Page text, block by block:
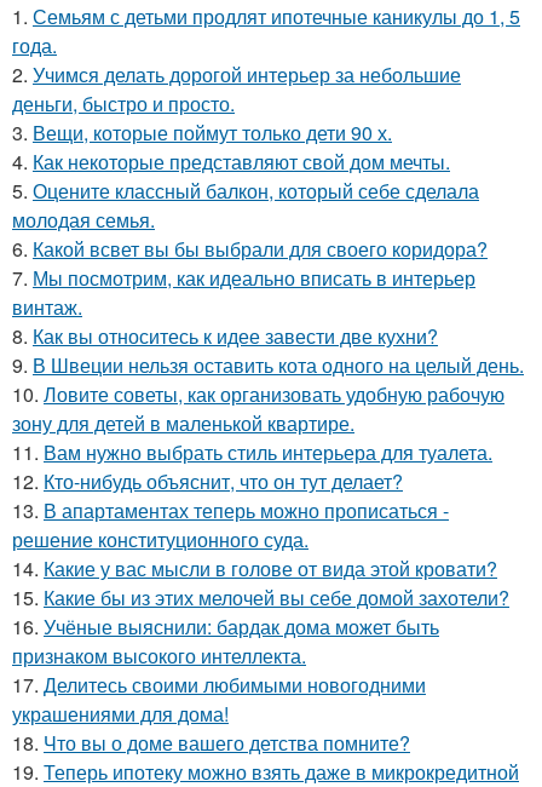
1. Семьям с детьми продлят ипотечные каникулы до 1, 5
года.
2. Учимся делать дорогой интерьер за небольшие
деньги, быстро и просто.
3. Вещи, которые поймут только дети 90 х.
4. Как некоторые представляют свой дом мечты.
5. Оцените классный балкон, который себе сделала
молодая семья.
6. Какой всвет вы бы выбрали для своего коридора?
7. Мы посмотрим, как идеально вписать в интерьер
винтаж.
8. Как вы относитесь к идее завести две кухни?
9. В Швеции нельзя оставить кота одного на целый день.
10. Ловите советы, как организовать удобную рабочую
зону для детей в маленькой квартире.
11. Вам нужно выбрать стиль интерьера для туалета.
12. Кто-нибудь объяснит, что он тут делает?
13. В апартаментах теперь можно прописаться -
решение конституционного суда.
14. Какие у вас мысли в голове от вида этой кровати?
15. Какие бы из этих мелочей вы себе домой захотели?
16. Учёные выяснили: бардак дома может быть
признаком высокого интеллекта.
17. Делитесь своими любимыми новогодними
украшениями для дома!
18. Что вы о доме вашего детства помните?
19. Теперь ипотеку можно взять даже в микрокредитной